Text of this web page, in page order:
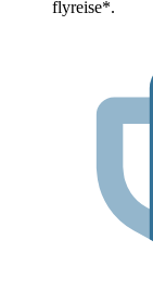
flyreise*.